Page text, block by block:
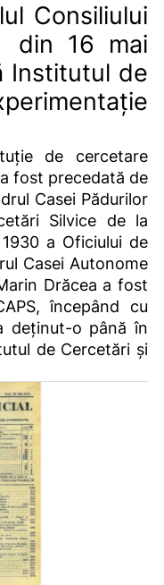
Consiliului
din 16 mai
Institutul de
de cercetare
fost precedată de
Casei Pădurilor
Silvice de la
a Oficiului de
Casei Autonome
Drăcea a fost
începând cu
deținut-o până în
de Cercetări și